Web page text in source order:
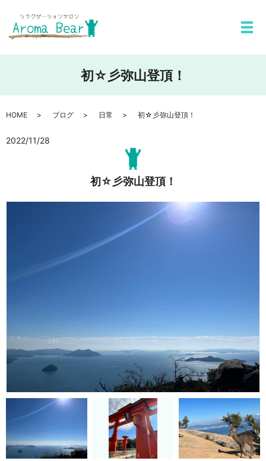
メ
初☆彡弥山登頂！
HOME ブログ 日常 初☆彡弥山登頂！
2022/11/28
初☆彡弥山登頂！